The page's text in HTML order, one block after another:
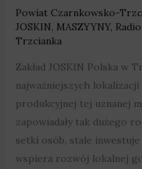
Powiat Czarnkowsko-
JOSKIN, MASZYYNY,
Trzcianka
Zakład JOSKIN Polska w
najważniejszych
produkcyjnej tej uznanej
zapowiadały tak dużego
setki osób, stale
wspiera rozwój lokalnej